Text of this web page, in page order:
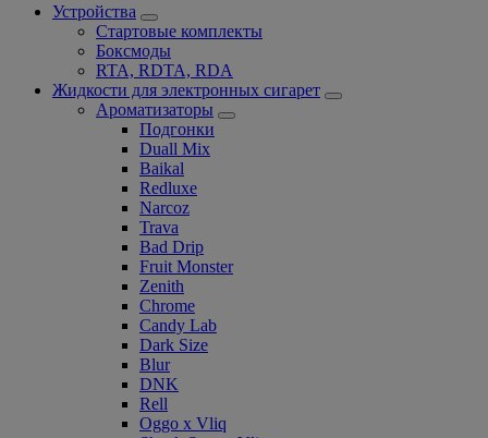
Устройства
Стартовые комплекты
Боксмоды
RTA, RDTA, RDA
Жидкости для электронных сигарет
Ароматизаторы
Подгонки
Duall Mix
Baikal
Redluxe
Narcoz
Trava
Bad Drip
Fruit Monster
Zenith
Chrome
Candy Lab
Dark Size
Blur
DNK
Rell
Oggo x Vliq